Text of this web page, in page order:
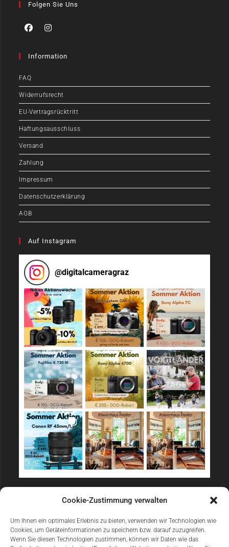
Cookie-Zustimmung verwalten
Um Ihnen ein optimales Erlebnis zu bieten, verwenden wir Technologien wie
Cookies, um Geräteinformationen zu speichern bzw. darauf zuzugreifen.
Wenn Sie diesen Technologien zustimmen, können wir Daten wie das
Folgen Sie Uns
Information
FAQ
Widerrufsrecht
EU-Vertragsrücktritt
Haftungsausschluss
Versand
Zahlung
Impressum
Datenschutzerklärung
AGB
Auf Instagram
@digitalcameragraz
Sicher Einkaufen